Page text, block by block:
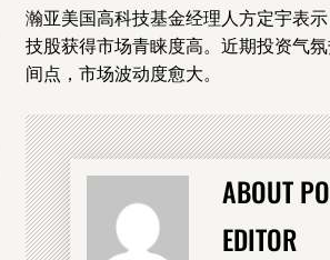
瀚亚美国高科技基金经理人方定宇表
技股获得市场青睐度高。近期投资气
间点，市场波动度愈大。
ABOUT
EDITOR